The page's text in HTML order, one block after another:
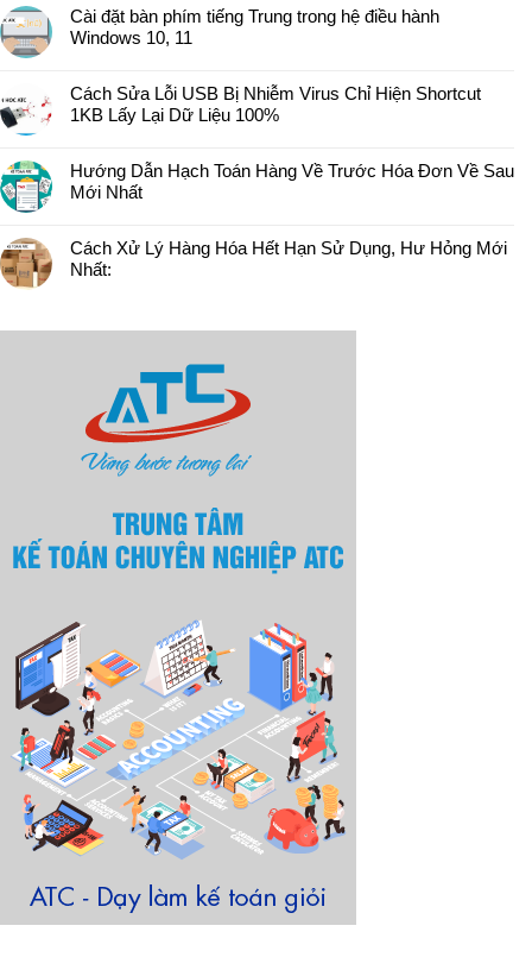
Cài đặt bàn phím tiếng Trung trong hệ điều hành
Windows 10, 11
Cách Sửa Lỗi USB Bị Nhiễm Virus Chỉ Hiện Shortcut
1KB Lấy Lại Dữ Liệu 100%
Hướng Dẫn Hạch Toán Hàng Về Trước Hóa Đơn Về Sau
Mới Nhất
Cách Xử Lý Hàng Hóa Hết Hạn Sử Dụng, Hư Hỏng Mới
Nhất: